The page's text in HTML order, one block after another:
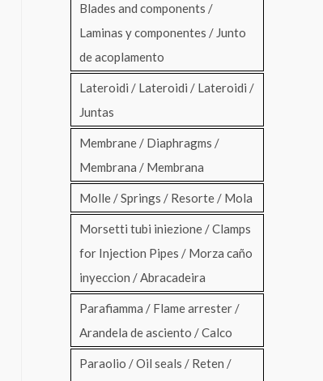
Blades and components /
Laminas y componentes / Junto
de acoplamento
Lateroidi / Lateroidi / Lateroidi /
Juntas
Membrane / Diaphragms /
Membrana / Membrana
Molle / Springs / Resorte / Mola
Morsetti tubi iniezione / Clamps
for Injection Pipes / Morza caño
inyeccion / Abracadeira
Parafiamma / Flame arrester /
Arandela de asciento / Calco
Paraolio / Oil seals / Reten /